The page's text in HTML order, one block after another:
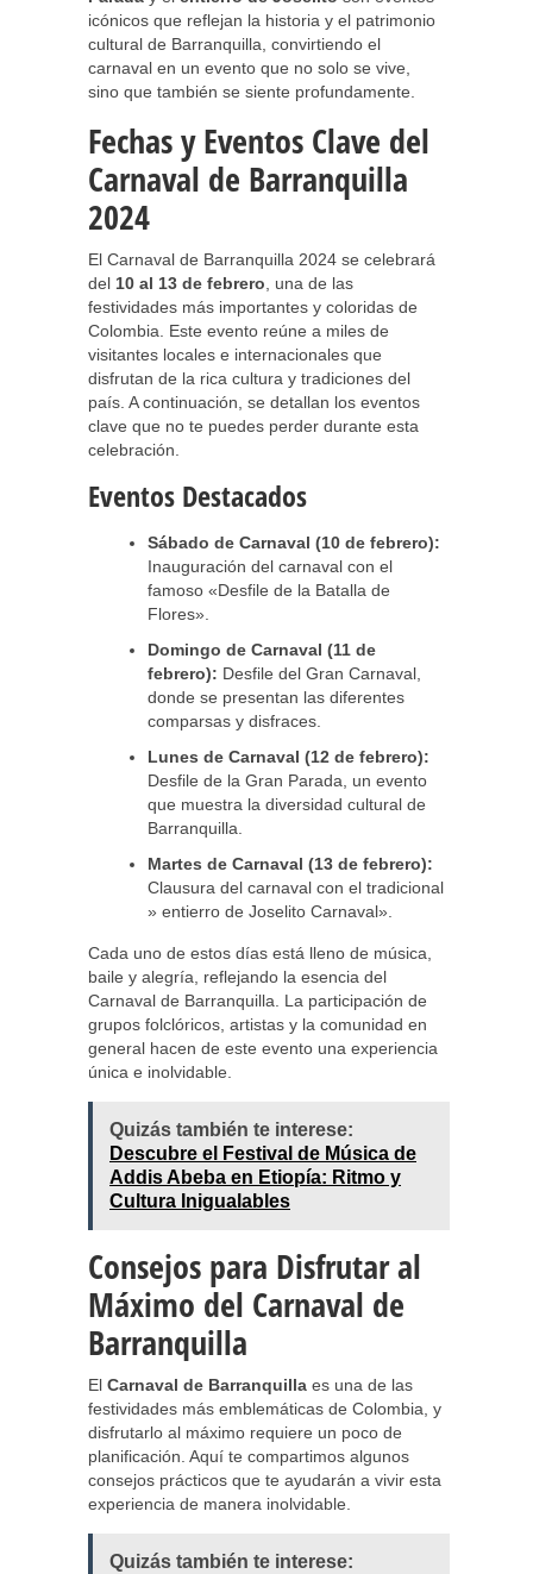
icónicos que reflejan la historia y el patrimonio
cultural de Barranquilla, convirtiendo el
carnaval en un evento que no solo se vive,
sino que también se siente profundamente.
Fechas y Eventos Clave del
Carnaval de Barranquilla
2024
El Carnaval de Barranquilla 2024 se celebrará
del 10 al 13 de febrero , una de las
festividades más importantes y coloridas de
Colombia. Este evento reúne a miles de
visitantes locales e internacionales que
disfrutan de la rica cultura y tradiciones del
país. A continuación, se detallan los eventos
clave que no te puedes perder durante esta
celebración.
Eventos Destacados
Sábado de Carnaval (10 de febrero):
Inauguración del carnaval con el
famoso «Desfile de la Batalla de
Flores».
Domingo de Carnaval (11 de
febrero): Desfile del Gran Carnaval,
donde se presentan las diferentes
comparsas y disfraces.
Lunes de Carnaval (12 de febrero):
Desfile de la Gran Parada, un evento
que muestra la diversidad cultural de
Barranquilla.
Martes de Carnaval (13 de febrero):
Clausura del carnaval con el tradicional
» entierro de Joselito Carnaval».
Cada uno de estos días está lleno de música,
baile y alegría, reflejando la esencia del
Carnaval de Barranquilla. La participación de
grupos folclóricos, artistas y la comunidad en
general hacen de este evento una experiencia
única e inolvidable.
Quizás también te interese:
Descubre el Festival de Música de
Addis Abeba en Etiopía: Ritmo y
Cultura Inigualables
Consejos para Disfrutar al
Máximo del Carnaval de
Barranquilla
El Carnaval de Barranquilla es una de las
festividades más emblemáticas de Colombia, y
disfrutarlo al máximo requiere un poco de
planificación. Aquí te compartimos algunos
consejos prácticos que te ayudarán a vivir esta
experiencia de manera inolvidable.
Quizás también te interese: